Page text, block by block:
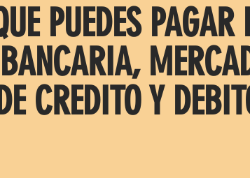
PUEDES PAGAR
CREDITO Y